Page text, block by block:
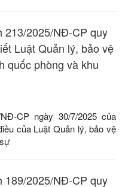
213/2025/NĐ-CP quy
Luật Quản lý, bảo vệ
quốc phòng và khu
CP ngày 30/7/2025 của
của Luật Quản lý, bảo vệ
189/2025/NĐ-CP quy